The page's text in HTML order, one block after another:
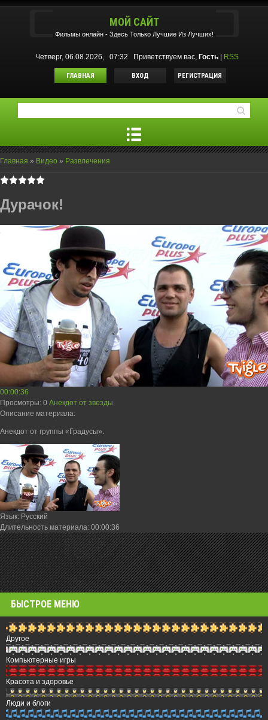
МОЙ САЙТ
Фильмы oнлайн - Здесь Только Лучшие Из Лучших!
Четверг, 06.08.2026, 07:32 Приветствуем вас, Гость RSS
ГЛАВНАЯ ВХОД РЕГИСТРАЦИЯ
Главная » Видео » Развлечения
Дурачок!
00:00:36
Просмотры: 0 Анекдот от звезды
Описание материала:
Анекдот от группы «Градусы».
Язык: Русский
Длительность материала: 00:00:36
БЫСТРОЕ МЕНЮ
Другое
Компьютерные игры
Красота и здоровье
Люди и блоги